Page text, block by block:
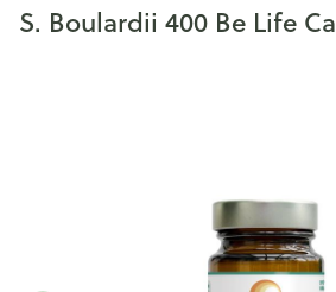
S. Boulardii 400 Be Life